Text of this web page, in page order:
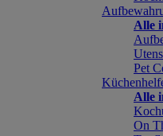
Alle
Pet
Alle
On